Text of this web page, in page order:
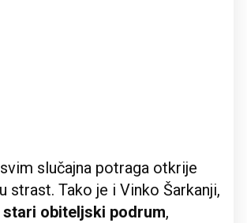
slučajna potraga otkrije
strast. Tako je i Vinko Šarkanji,
stari obiteljski podrum,